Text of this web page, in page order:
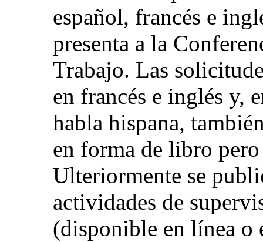
español, francés e
presenta a la
Trabajo. Las
en francés e inglés y,
habla hispana,
en forma de libro
Ulteriormente se
actividades de
(disponible en línea